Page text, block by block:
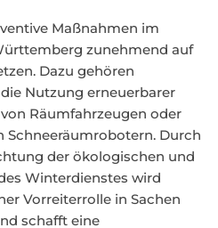
Maßnahmen im
zunehmend auf
Dazu gehören
Nutzung erneuerbarer
Räumfahrzeugen oder
Durch
der ökologischen und
Winterdienstes wird
Vorreiterrolle in Sachen
schafft eine